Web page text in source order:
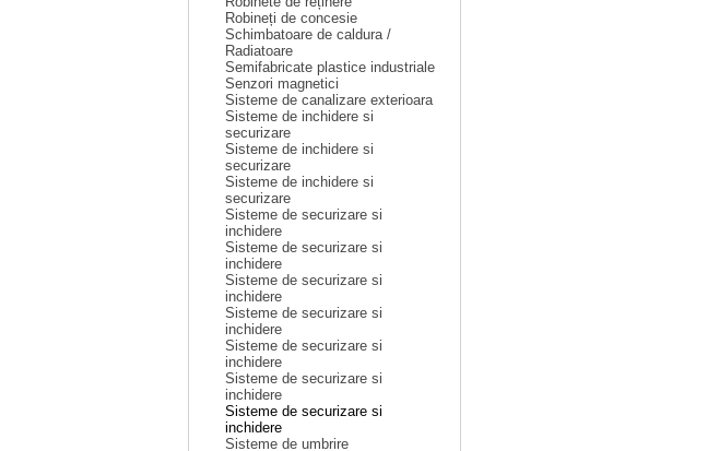
Robineți de concesie
Schimbatoare de caldura /
Radiatoare
Semifabricate plastice industriale
Senzori magnetici
Sisteme de canalizare exterioara
Sisteme de inchidere si
securizare
Sisteme de inchidere si
securizare
Sisteme de inchidere si
securizare
Sisteme de securizare si
inchidere
Sisteme de securizare si
inchidere
Sisteme de securizare si
inchidere
Sisteme de securizare si
inchidere
Sisteme de securizare si
inchidere
Sisteme de securizare si
inchidere
Sisteme de securizare si
inchidere
Sisteme de umbrire